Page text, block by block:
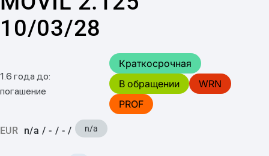
10/03/28
1.6 года до:
погашение
Краткосрочная
В обращении
WRN
PROF
EUR n/a / - / - / n/a